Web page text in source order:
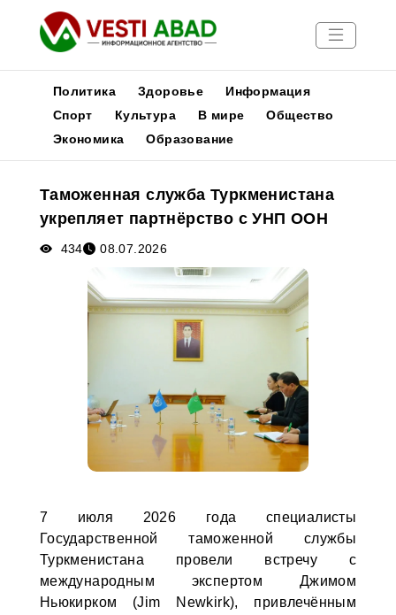
Новости
Медиа
Афиша
Политика Здоровье
Информация
Спорт
Культура В мире
Общество
Экономика
Образование
Таможенная служба Туркменистана
укрепляет партнёрство с УНП ООН
434 08.07.2026
7 июля 2026 года специалисты
Государственной таможенной службы
Туркменистана провели встречу с
международным экспертом Джимом
Ньюкирком (Jim Newkirk), привлечённым